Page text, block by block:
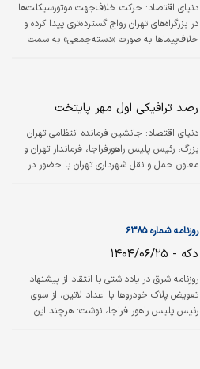
دنیای اقتصاد: حرکت خلاف‌جهت موتورسیکلت‌ها
در بزرگراه‌های تهران رواج گسترده‌تری پیدا کرده و
خلاف‌پیماها به صورت «دسته‌جمعی» به سمت
دارد که ۲۰برابر تعداد فعلی است.
رصد ترافیکی اول مهر پایتخت
دنیای اقتصاد: جانشین فرمانده انتظامی تهران
بزرگ، رئیس پلیس راهور‌فراجا، فرماندار تهران و
معاون حمل و نقل شهرداری تهران با حضور در
روزنامه شماره ۶۳۸۵
دکه - ۱۴۰۴/۰۶/۲۵
روزنامه شرق در یادداشتی با انتقاد از پیشنهاد
تعویض پلاک خودروها با اعداد لاتین، از سوی
رئیس پلیس راهور فراجا، نوشت: هرچند این